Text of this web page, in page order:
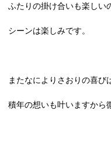
ふたりの掛け合いも楽しい
シーンは楽しみです。
またなによりさおりの喜び
積年の想いも叶いますから